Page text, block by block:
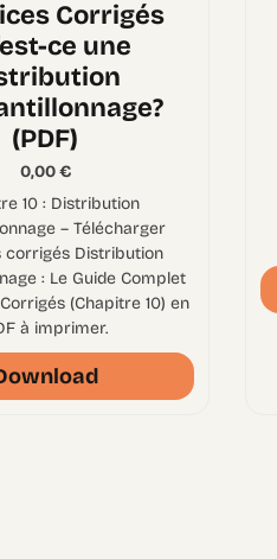
Corrigés
ce une
(PDF)
0,00€
10 : Distribution
– Télécharger
corrigés Distribution
: Le Guide Complet
(Chapitre 10) en
à imprimer.